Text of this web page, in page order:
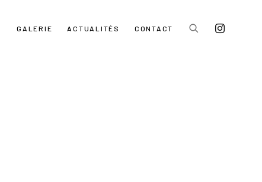
GALERIE ACTUALITÉS CONTACT